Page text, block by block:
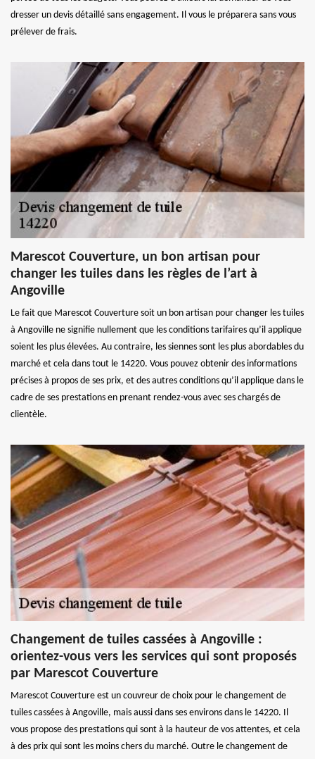
dresser un devis détaillé sans engagement. Il vous le préparera sans vous
prélever de frais.
Marescot Couverture, un bon artisan pour
changer les tuiles dans les règles de l’art à
Angoville
Le fait que Marescot Couverture soit un bon artisan pour changer les tuiles
à Angoville ne signifie nullement que les conditions tarifaires qu’il applique
soient les plus élevées. Au contraire, les siennes sont les plus abordables du
marché et cela dans tout le 14220. Vous pouvez obtenir des informations
précises à propos de ses prix, et des autres conditions qu’il applique dans le
cadre de ses prestations en prenant rendez-vous avec ses chargés de
clientèle.
Changement de tuiles cassées à Angoville :
orientez-vous vers les services qui sont proposés
par Marescot Couverture
Marescot Couverture est un couvreur de choix pour le changement de
tuiles cassées à Angoville, mais aussi dans ses environs dans le 14220. Il
vous propose des prestations qui sont à la hauteur de vos attentes, et cela
à des prix qui sont les moins chers du marché. Outre le changement de